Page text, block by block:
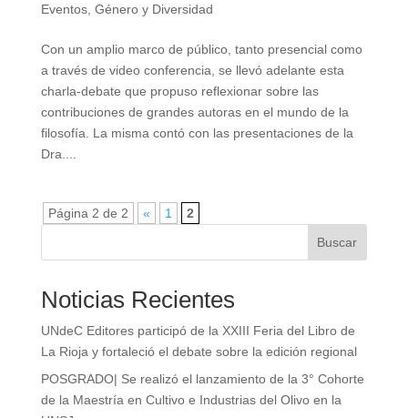
Eventos, Género y Diversidad
Con un amplio marco de público, tanto presencial como
a través de video conferencia, se llevó adelante esta
charla-debate que propuso reflexionar sobre las
contribuciones de grandes autoras en el mundo de la
filosofía. La misma contó con las presentaciones de la
Dra....
Página 2 de 2 « 1
2
Buscar
Noticias Recientes
UNdeC Editores participó de la XXIII Feria del Libro de
La Rioja y fortaleció el debate sobre la edición regional
POSGRADO| Se realizó el lanzamiento de la 3° Cohorte
de la Maestría en Cultivo e Industrias del Olivo en la